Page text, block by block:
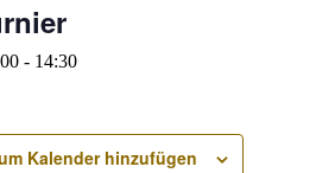
- 14:30
Kalender hinzufügen